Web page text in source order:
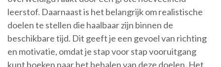
leerstof. Daarnaast is het belangrijk om realistische
doelen te stellen die haalbaar zijn binnen de
beschikbare tijd. Dit geeft je een gevoel van richting
en motivatie, omdat je stap voor stap vooruitgang
kunt boeken naar het behalen van deze doelen. Het